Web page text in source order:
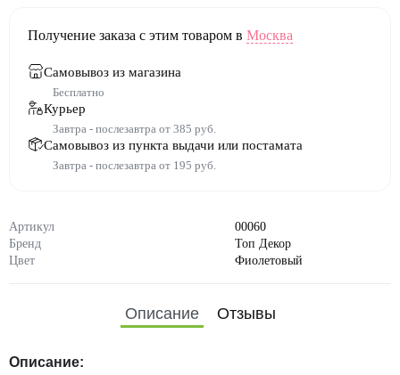
Артикул
00060
Бренд
Топ Декор
Цвет
Фиолетовый
Получение заказа с этим товаром в Москва
Самовывоз из магазина
Бесплатно
Курьер
Завтра - послезавтра от 385 руб.
Самовывоз из пункта выдачи или постамата
Завтра - послезавтра от 195 руб.
Описание Отзывы
Описание: